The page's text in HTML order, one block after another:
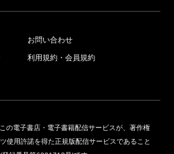
お問い合わせ
利用規約・会員規約
の電子書店・電子書籍配信サービスが、著作権
使用許諾を得た正規版配信サービスであること